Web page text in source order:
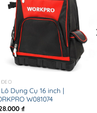
Dụng Cụ 16 inch |
W081074
₫